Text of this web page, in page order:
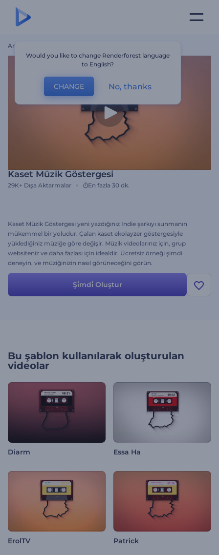
Ana Sayfa
Kaset Müzik Göstergesi
29K+ Dışa Aktarmalar En fazla 30 dk.
Kaset Müzik Göstergesi yeni yazdığınız Indie şarkıyı sunmanın
mükemmel bir yoludur. Çalan kaset ekolayzer göstergesiyle
yüklediğiniz müziğe göre değişir. Müzik videolarınız için, grup
websiteniz ve daha fazlası için idealdir. Ücretsiz örneği şimdi
deneyin, ve müziğinizin nasıl görüneceğini görün.
Şi̇mdi̇ Oluştur
Bu şablon kullanılarak oluşturulan
videolar
Diarm Essa Ha
ErolTV Patrick
Would you like to change Renderforest language
to English?
CHANGE No, thanks